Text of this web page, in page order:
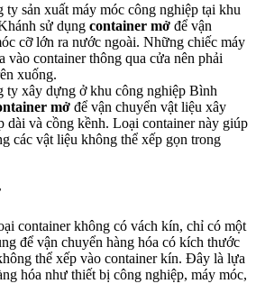
ty sản xuất máy móc công nghiệp tại khu
sử dụng container mở để vận
cỡ lớn ra nước ngoài. Những chiếc máy
vào container thông qua cửa nên phải
xuống.
ty xây dựng ở khu công nghiệp Bình
mở để vận chuyển vật liệu xây
dài và cồng kềnh. Loại container này giúp
các vật liệu không thể xếp gọn trong
container không có vách kín, chỉ có một
để vận chuyển hàng hóa có kích thước
thể xếp vào container kín. Đây là lựa
hóa như thiết bị công nghiệp, máy móc,